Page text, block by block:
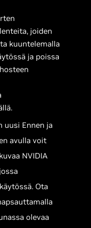
joiden
kuuntelemalla
ja poissa
uusi Ennen ja
avulla voit
NVIDIA
Ota
olevaa